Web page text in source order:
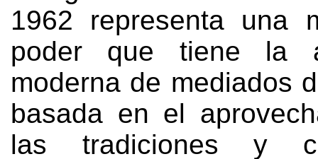
1962 representa una
poder que tiene la
moderna de mediados
basada en el
las tradiciones y